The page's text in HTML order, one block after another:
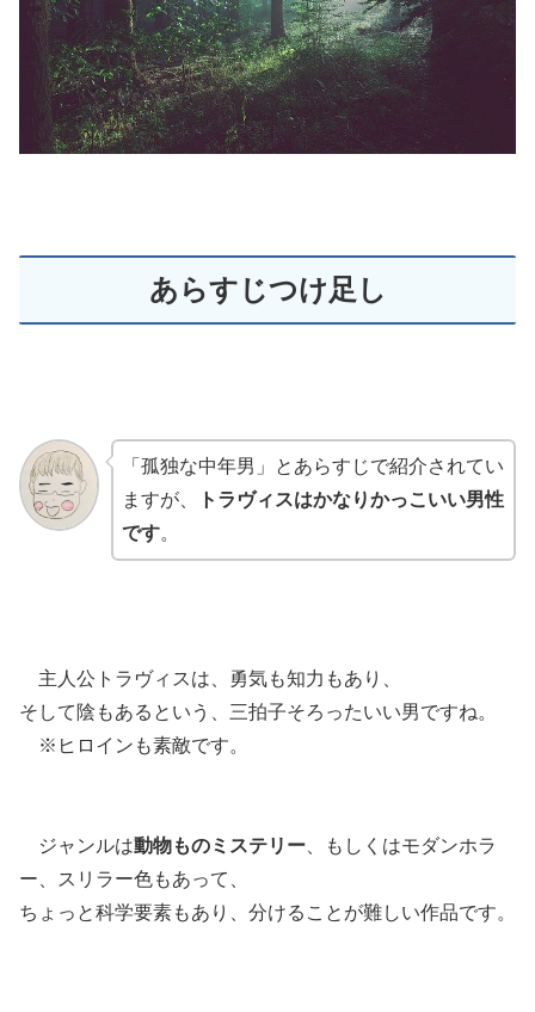
あらすじつけ足し
「孤独な中年男」とあらすじで紹介されてい
ますが、
トラヴィスはかなりかっこいい男性
です。
主人公トラヴィスは、勇気も知力もあり、
そして陰もあるという、三拍子そろったいい男ですね。
※ヒロインも素敵です。
ジャンルは動物ものミステリー 、もしくはモダンホラ
ー、スリラー色もあって、
ちょっと科学要素もあり、分けることが難しい作品です。